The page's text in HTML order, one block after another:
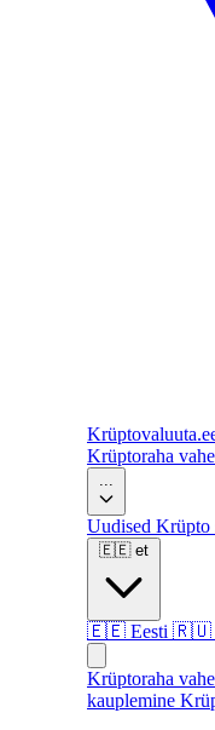
Krüptovaluuta
Krüptoraha
Uudised Krüpto
🇪🇪 et
🇪🇪 Eesti 🇷🇺
Krüptoraha
kauplemine